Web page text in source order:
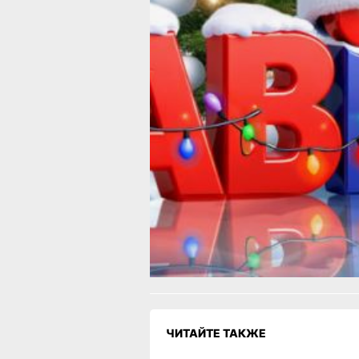
помогает преодолевать любые
Пусть новый год принесёт вам уют,
людей рядом и множество поводов
для искренней радости. С
2026 годом!
Главный редактор,
В ТЕМУ:
Встречаем 2026-й: где и с кем
хабаровчане главную ночь года
Читайте нас в соцсетях:ВКонтакте,
Одноклассники,
Телеграм или
МАКС
Как вам материал?
Огонь!
1
Супер Удивило
Злость Разочарование
ЧИТАЙТЕ ТАКЖЕ